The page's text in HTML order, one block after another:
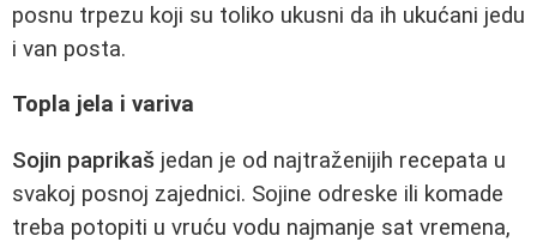
posnu trpezu koji su toliko ukusni da ih ukućani jedu
i van posta.
Topla jela i variva
Sojin paprikaš jedan je od najtraženijih recepata u
svakoj posnoj zajednici. Sojine odreske ili komade
treba potopiti u vruću vodu najmanje sat vremena,